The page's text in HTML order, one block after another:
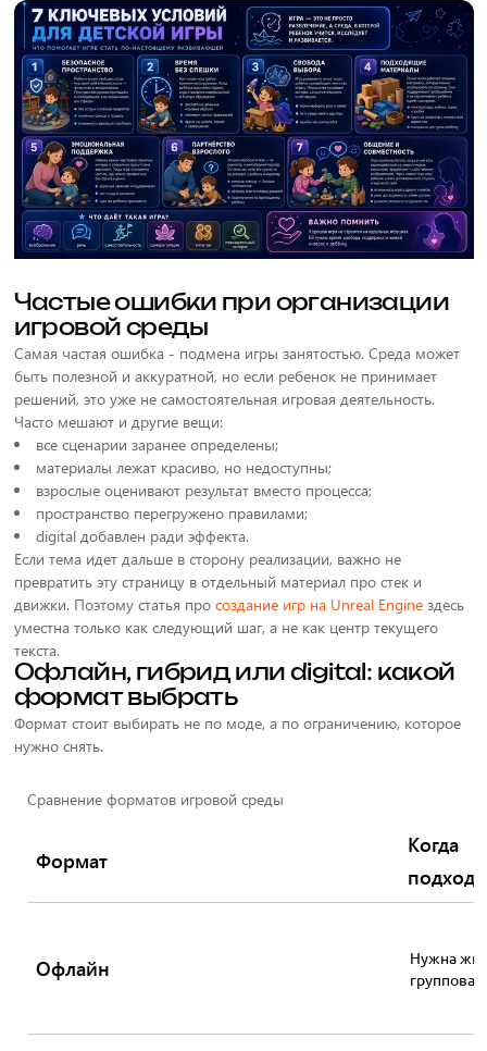
Частые ошибки при организации
игровой среды
Самая частая ошибка - подмена игры занятостью. Среда может
быть полезной и аккуратной, но если ребенок не принимает
решений, это уже не самостоятельная игровая деятельность.
Часто мешают и другие вещи:
все сценарии заранее определены;
материалы лежат красиво, но недоступны;
взрослые оценивают результат вместо процесса;
пространство перегружено правилами;
digital добавлен ради эффекта.
Если тема идет дальше в сторону реализации, важно не
превратить эту страницу в отдельный материал про стек и
движки. Поэтому статья про создание игр на Unreal Engineздесь
уместна только как следующий шаг, а не как центр текущего
текста.
Офлайн, гибрид или digital: какой
формат выбрать
Формат стоит выбирать не по моде, а по ограничению, которое
нужно снять.
Сравнение форматов игровой среды
Формат
Когда
Офлайн
Нужна
групповая